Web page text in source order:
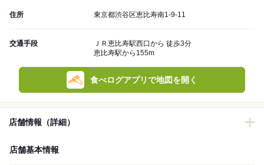
住所 東京都渋谷区恵比寿南1-9-11
交通手段
ＪＲ恵比寿駅西口から 徒歩3分
恵比寿駅から155m
食べログアプリで地図を開く
店舗情報（詳細）
店舗基本情報